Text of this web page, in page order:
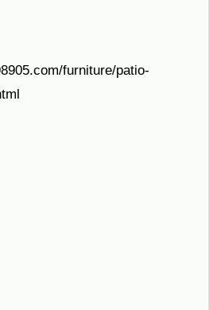
furniture/patio-